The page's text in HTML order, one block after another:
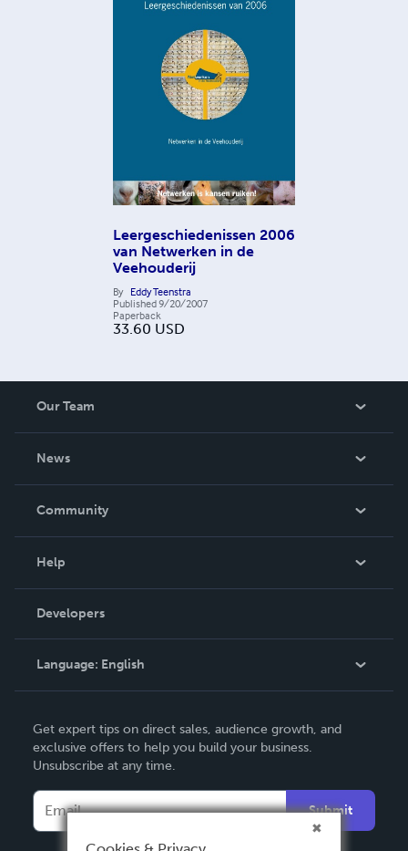
Leergeschiedenissen 2006
van Netwerken in de
Veehouderij
By Eddy Teenstra
Published9/20/2007
Paperback
33.60 USD
Our Team
News
In The News
Community
Podcast
Help
Order Lookup
Knowledge Base
Contact Support
Developers
Language: English
Deutsch
Français
Italiano
Español
Get expert tips on direct sales, audience growth, and
exclusive offers to help you build your business.
Unsubscribe at any time.
Submit